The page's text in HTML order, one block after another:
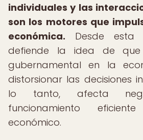
individuales y las
son los motores que
económica. Desde esta
defiende la idea de que
gubernamental en la
distorsionar las decisiones
lo tanto, afecta
funcionamiento
económico.